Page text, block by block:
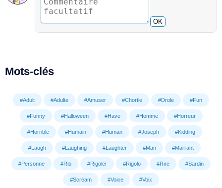
OK
Mots-clés
#Adult #Adulte #Amuser #Chortle #Drole #Fun
#Funny #Halloween #Have #Homme #Horreur
#Horrible #Humain #Human #Joseph #Kidding
#Laugh #Laughing #Laughter #Man #Marrant
#Personne #Rib #Rigoler #Rigolo #Rire #Sardin
#Scream #Voice #Voix